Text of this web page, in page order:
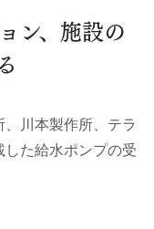
ン、施設の
川本製作所、テラ
した給水ポンプの受